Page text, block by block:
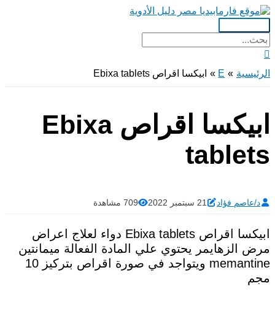
تخطي
إلى
المحتوىالقائمة
الرئيسية البحث
عن:
الرئيسية
E ابيكسا اقراص Ebixa tablets
ابيكسا اقراص Ebixa
tablets
د/عاصم فؤاد 21 سبتمبر 2022 709 مشاهدة
ابيكسا اقراص Ebixa tablets دواء لعلاج اعراض
مرض الزهايمر يحتوي علي المادة الفعالة ميمانتين
memantine ويتواجد في صورة اقراص بتركيز 10
مجم